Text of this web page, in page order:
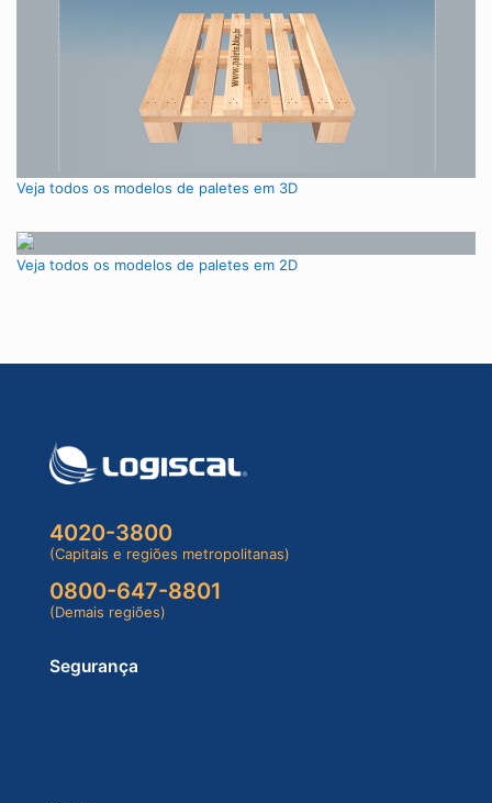
Veja todos os modelos de paletes em 3D
Veja todos os modelos de paletes em 2D
4020-3800
(Capitais e regiões metropolitanas)
0800-647-8801
(Demais regiões)
Segurança